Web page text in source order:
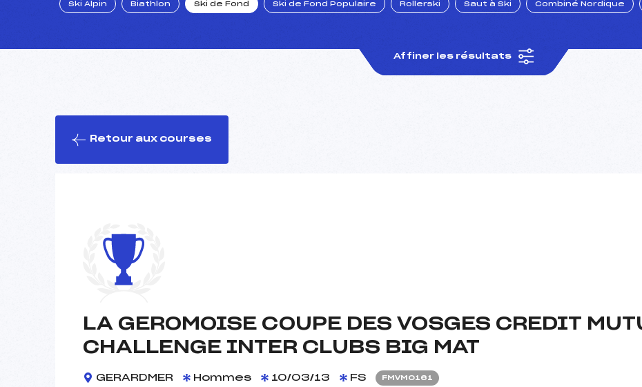
Ski Alpin Biathlon Ski de Fond Ski de Fond Populaire Rollerski Saut à Ski Combiné Nordique
Affiner les résultats
Retour aux courses
LA GEROMOISE COUPE DES VOSGES CREDIT
CHALLENGE INTER CLUBS BIG MAT
GERARDMER Hommes 10/03/13 FS FMVM0161